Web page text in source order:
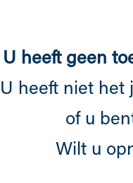
U heeft geen
U heeft niet het
of u
Wilt u